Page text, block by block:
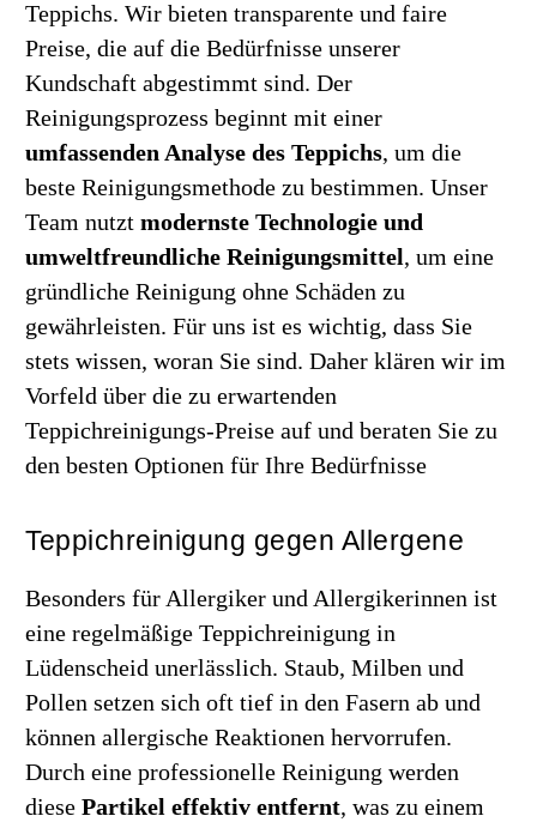
Teppichs. Wir bieten transparente und faire
Preise, die auf die Bedürfnisse unserer
Kundschaft abgestimmt sind. Der
Reinigungsprozess beginnt mit einer
umfassenden Analyse des Teppichs, um die
beste Reinigungsmethode zu bestimmen. Unser
Team nutzt modernste Technologie und
umweltfreundliche Reinigungsmittel, um eine
gründliche Reinigung ohne Schäden zu
gewährleisten. Für uns ist es wichtig, dass Sie
stets wissen, woran Sie sind. Daher klären wir im
Vorfeld über die zu erwartenden
Teppichreinigungs-Preise auf und beraten Sie zu
den besten Optionen für Ihre Bedürfnisse
Teppichreinigung gegen Allergene
Besonders für Allergiker und Allergikerinnen ist
eine regelmäßige Teppichreinigung in
Lüdenscheid unerlässlich. Staub, Milben und
Pollen setzen sich oft tief in den Fasern ab und
können allergische Reaktionen hervorrufen.
Durch eine professionelle Reinigung werden
diese Partikel effektiv entfernt, was zu einem